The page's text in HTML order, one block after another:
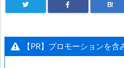
B!
【PR】プロモーションを含